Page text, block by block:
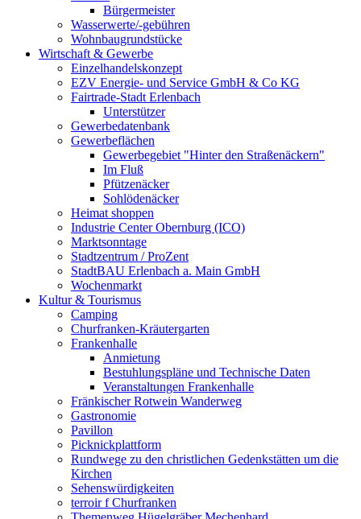
Bürgermeister
Wasserwerte/-gebühren
Wohnbaugrundstücke
Wirtschaft & Gewerbe
Einzelhandelskonzept
EZV Energie- und Service GmbH & Co KG
Fairtrade-Stadt Erlenbach
Unterstützer
Gewerbedatenbank
Gewerbeflächen
Gewerbegebiet "Hinter den Straßenäckern"
Im Fluß
Pfützenäcker
Sohlödenäcker
Heimat shoppen
Industrie Center Obernburg (ICO)
Marktsonntage
Stadtzentrum / ProZent
StadtBAU Erlenbach a. Main GmbH
Wochenmarkt
Kultur & Tourismus
Camping
Churfranken-Kräutergarten
Frankenhalle
Anmietung
Bestuhlungspläne und Technische Daten
Veranstaltungen Frankenhalle
Fränkischer Rotwein Wanderweg
Gastronomie
Pavillon
Picknickplattform
Rundwege zu den christlichen Gedenkstätten um die
Kirchen
Sehenswürdigkeiten
terroir f Churfranken